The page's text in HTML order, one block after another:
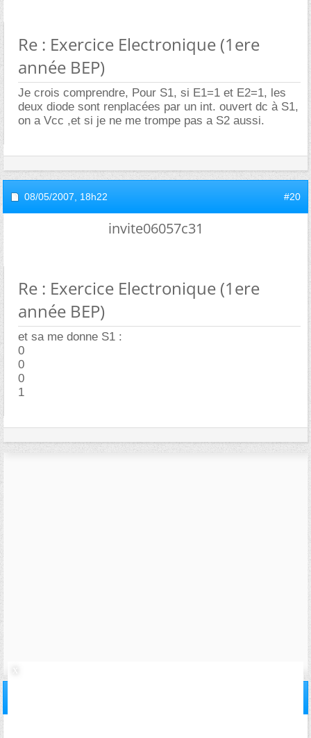
Re : Exercice Electronique (1ere
année BEP)
Je crois comprendre, Pour S1, si E1=1 et E2=1, les
deux diode sont renplacées par un int. ouvert dc à S1,
on a Vcc ,et si je ne me trompe pas a S2 aussi.
08/05/2007, 18h22 #20
invite06057c31
Re : Exercice Electronique (1ere
année BEP)
et sa me donne S1 :
0
0
0
1